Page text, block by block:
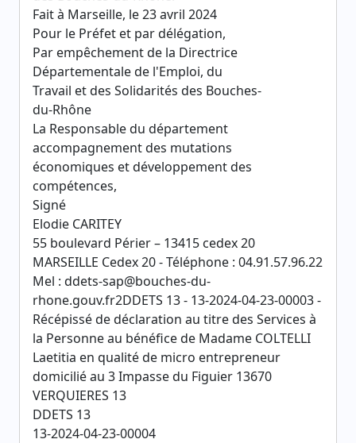
Fait à Marseille, le 23 avril 2024
Pour le Préfet et par délégation,
Par empêchement de la Directrice
Départementale de l'Emploi, du
Travail et des Solidarités des Bouches-
du-Rhône
La Responsable du département
accompagnement des mutations
économiques et développement des
compétences,
Signé
Elodie CARITEY
55 boulevard Périer – 13415 cedex 20
MARSEILLE Cedex 20 - Téléphone : 04.91.57.96.22
Mel : ddets-sap@bouches-du-
rhone.gouv.fr2DDETS 13 - 13-2024-04-23-00003 -
Récépissé de déclaration au titre des Services à
la Personne au bénéfice de Madame COLTELLI
Laetitia en qualité de micro entrepreneur
domicilié au 3 Impasse du Figuier 13670
VERQUIERES 13
DDETS 13
13-2024-04-23-00004